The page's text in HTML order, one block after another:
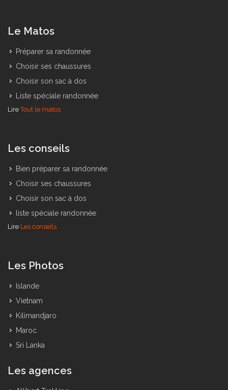
Le Matos
Préparer sa randonnée
Choisir ses chaussures
Choisir son sac à dos
Liste spéciale randonnée
LireTout le matos
Les conseils
Bien préparer sa randonnée
Choisir ses chaussures
Choisir son sac à dos
liste spéciale randonnée
Lire Les conseils
Les Photos
Islande
Vietnam
Kilimandjaro
Maroc
Sri Lanka
Les agences